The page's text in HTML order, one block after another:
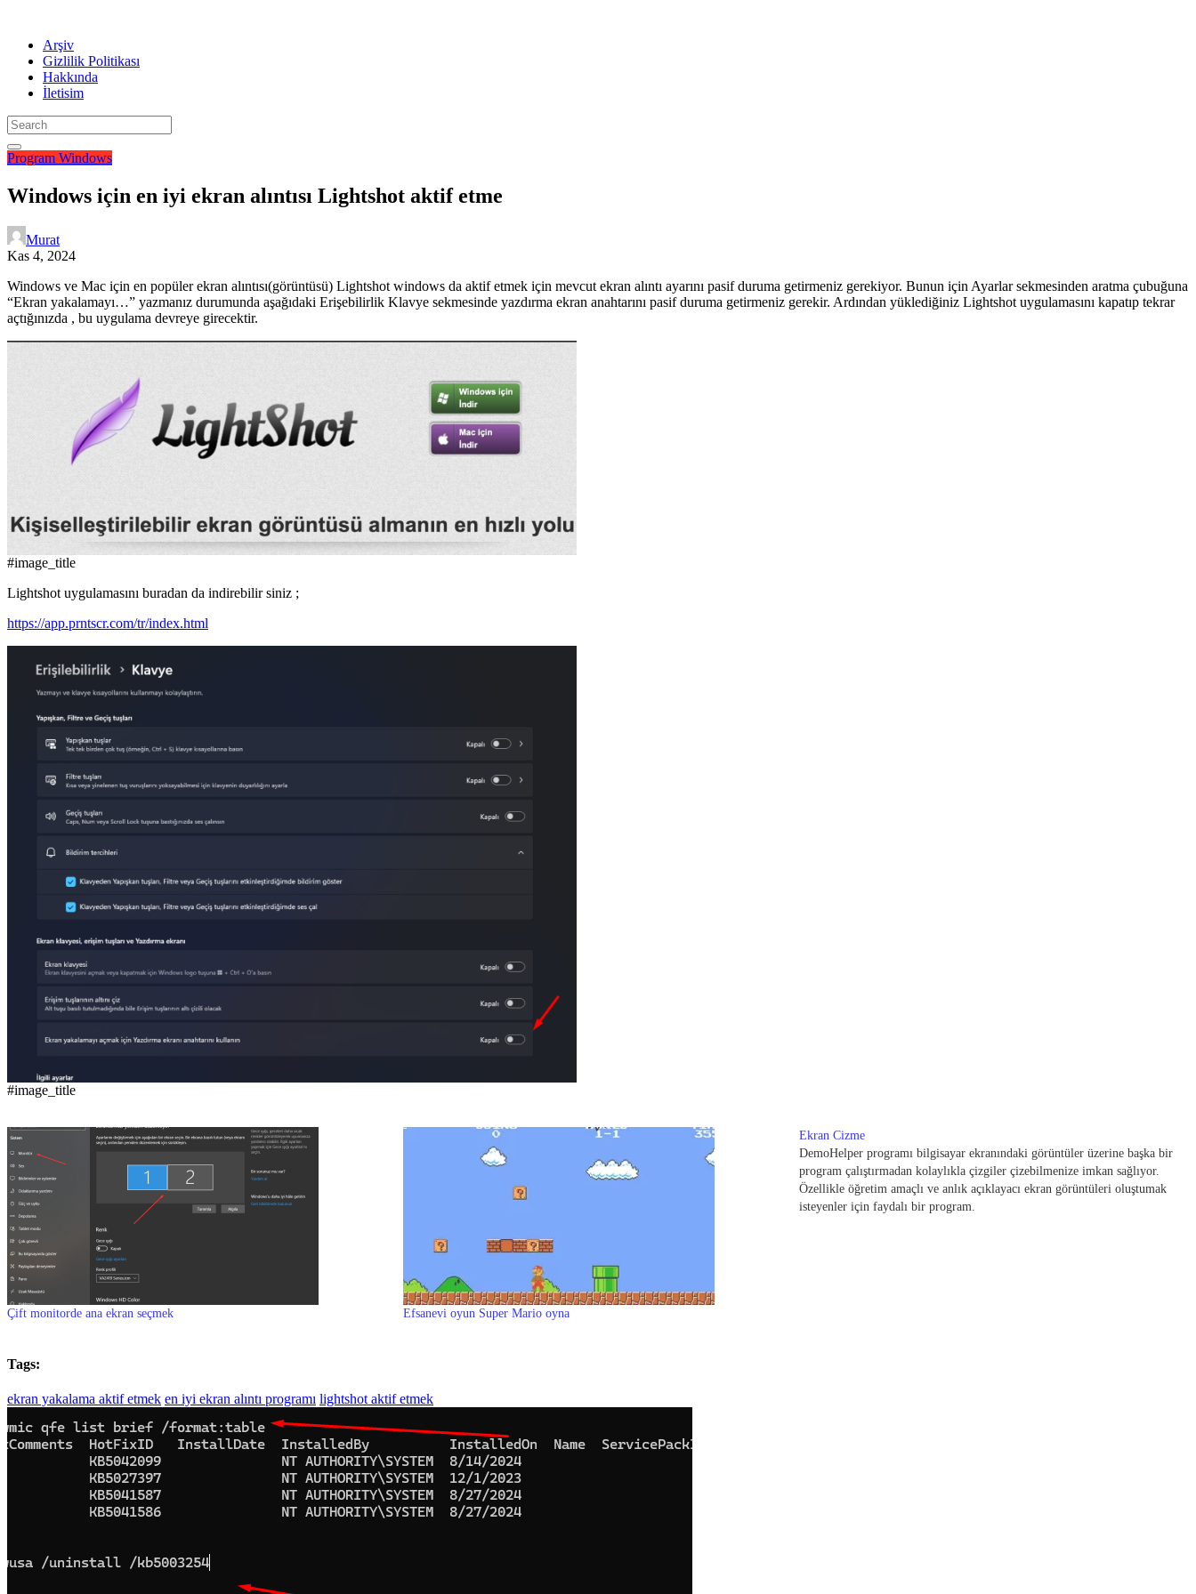
Arşiv
Gizlilik Politikası
Hakkında
İletisim
Program Windows
Windows için en iyi ekran alıntısı Lightshot aktif etme
Murat
Kas 4, 2024
Windows ve Mac için en popüler ekran alıntısı(görüntüsü) Lightshot windows da aktif etmek için mevcut ekran alıntı ayarını pasif duruma getirmeniz gerekiyor. Bunun için Ayarlar sekmesinden aratma çubuğuna
“Ekran yakalamayı…” yazmanız durumunda aşağıdaki Erişebilirlik Klavye sekmesinde yazdırma ekran anahtarını pasif duruma getirmeniz gerekir. Ardından yüklediğiniz Lightshot uygulamasını kapatıp tekrar
açtığınızda , bu uygulama devreye girecektir.
#image_title
Lightshot uygulamasını buradan da indirebilir siniz ;
https://app.prntscr.com/tr/index.html
#image_title
Çift monitorde ana ekran seçmek Efsanevi oyun Super Mario oyna
Ekran Cizme
DemoHelper programı bilgisayar ekranındaki görüntüler üzerine başka bir
program çalıştırmadan kolaylıkla çizgiler çizebilmenize imkan sağlıyor.
Özellikle öğretim amaçlı ve anlık açıklayacı ekran görüntüleri oluştumak
isteyenler için faydalı bir program.
Tags:
ekran yakalama aktif etmek en iyi ekran alıntı programı lightshot aktif etmek